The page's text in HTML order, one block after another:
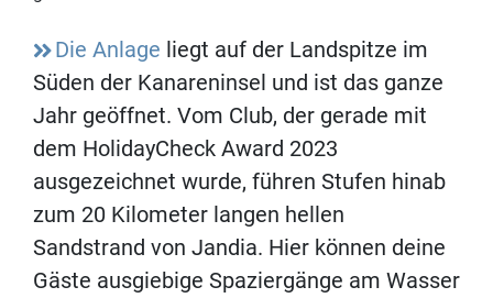
Die Anlage liegt auf der Landspitze im
Süden der Kanareninsel und ist das ganze
Jahr geöffnet. Vom Club, der gerade mit
dem HolidayCheck Award 2023
ausgezeichnet wurde, führen Stufen hinab
zum 20 Kilometer langen hellen
Sandstrand von Jandia. Hier können deine
Gäste ausgiebige Spaziergänge am Wasser